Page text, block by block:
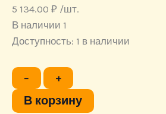
5 134.00 ₽ /шт.
В наличии 1
Доступность: 1 в наличии
−
Количество
товара
Кварцвинил
SPC
+
В корзину